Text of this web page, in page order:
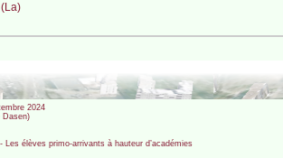
2024
Dasen)
élèves primo-arrivants à hauteur d’académies